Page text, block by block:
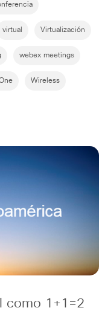
virtual Virtualización
webex meetings
Wireless
como 1+1=2